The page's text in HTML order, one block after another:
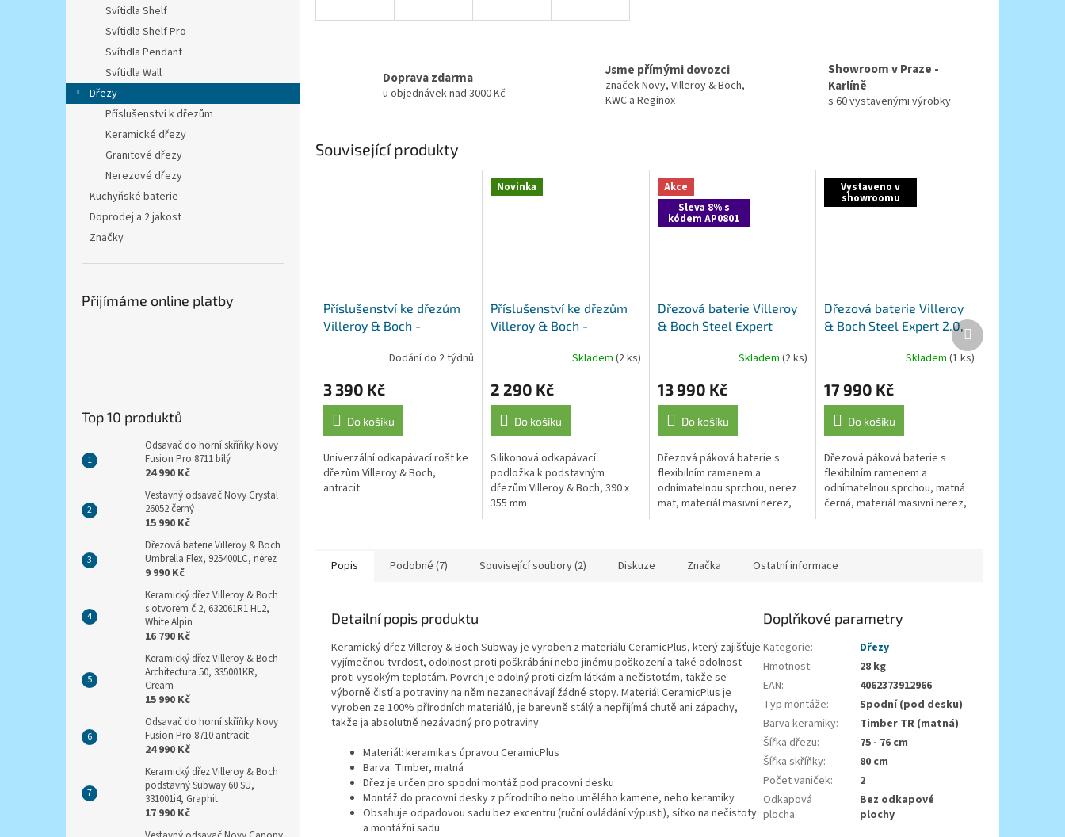
Svítidla Shelf
Svítidla Shelf Pro
Svítidla Pendant
Svítidla Wall
Dřezy
Příslušenství k dřezům
Keramické dřezy
Granitové dřezy
Nerezové dřezy
Kuchyňské baterie
Doprodej a 2.jakost
Značky
Přijímáme online platby
Top 10 produktů
Odsavač do horní skříňky Novy
Fusion Pro 8711 bílý
24 990 Kč
Vestavný odsavač Novy Crystal
26052 černý
15 990 Kč
Dřezová baterie Villeroy & Boch
Umbrella Flex, 925400LC, nerez
9 990 Kč
Keramický dřez Villeroy & Boch
s otvorem č.2, 632061R1 HL2,
White Alpin
16 790 Kč
Keramický dřez Villeroy & Boch
Architectura 50, 335001KR,
Cream
15 990 Kč
Odsavač do horní skříňky Novy
Fusion Pro 8710 antracit
24 990 Kč
Keramický dřez Villeroy & Boch
podstavný Subway 60 SU,
331001i4, Graphit
17 990 Kč
R
M
Doprava zdarma
u objednávek nad 3000 Kč
Jsme přímými dovozci
značek Novy, Villeroy & Boch,
KWC a Reginox
Showroom v Praze -
Karlíně
s 60 vystavenými výrobky
Související produkty
Příslušenství ke dřezům
Villeroy & Boch -
9K130005, antracitDodání do 2 týdnů
3 390 Kč
Do košíku
Univerzální odkapávací rošt ke
dřezům Villeroy & Boch,
antracit
Novinka
Příslušenství ke dřezům
Villeroy & Boch -
9K150000, silikonSkladem (2 ks)
2 290 Kč
Do košíku
Silikonová odkapávací
podložka k podstavným
dřezům Villeroy & Boch, 390 x
355 mm
Akce
Sleva 8% s
kódem AP0801
Dřezová baterie Villeroy
& Boch Steel Expert
Skladem(2 ks)
13 990 Kč
Do košíku
Dřezová páková baterie s
flexibilním ramenem a
odnímatelnou sprchou, nerez
mat, materiál masivní nerez,
Vystaveno v
showroomu
Dřezová baterie Villeroy
& Boch Steel Expert 2.0,
92800006, Matt Black
Skladem (1 ks)
17 990 Kč
Do košíku
Dřezová páková baterie s
flexibilním ramenem a
odnímatelnou sprchou, matná
černá, materiál masivní nerez,
Další
produkt
Popis Podobné (7) Související soubory (2) Diskuze Značka Ostatní informace
Detailní popis produktu
Keramický dřez Villeroy & Boch Subway je vyroben z materiálu CeramicPlus, který zajišťuje
vyjímečnou tvrdost, odolnost proti poškrábání nebo jinému poškození a také odolnost
proti vysokým teplotám. Povrch je odolný proti cizím látkám a nečistotám, takže se
výborně čistí a potraviny na něm nezanechávají žádné stopy. Materiál CeramicPlus je
vyroben ze 100% přírodních materiálů, je barevně stálý a nepřijímá chutě ani zápachy,
takže ja absolutně nezávadný pro potraviny.
Materiál: keramika s úpravou CeramicPlus
Barva: Timber, matná
Dřez je určen pro spodní montáž pod pracovní desku
Montáž do pracovní desky z přírodního nebo umělého kamene, nebo keramiky
Obsahuje odpadovou sadu bez excentru (ruční ovládání výpusti), sítko na nečistoty
a montážní sadu
Doplňkové parametry
Kategorie:
Dřezy
Hmotnost:
28 kg
EAN:
4062373912966
Typ montáže:
Spodní (pod desku)
Barva keramiky:
Timber TR (matná)
Šířka dřezu:
75 - 76 cm
Šířka skříňky:
80 cm
Počet vaniček:
2
Odkapová
plocha:
Bez odkapové
plochy